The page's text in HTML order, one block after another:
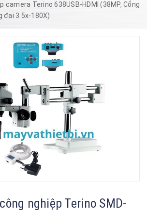
camera Terino 638USB-HDMI (38MP, Cổng
đại 3.5x-180X)
nghiệp Terino SMD-